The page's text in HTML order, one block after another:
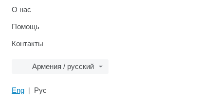
О нас
Помощь
Контакты
Армения / русский
Eng Рус